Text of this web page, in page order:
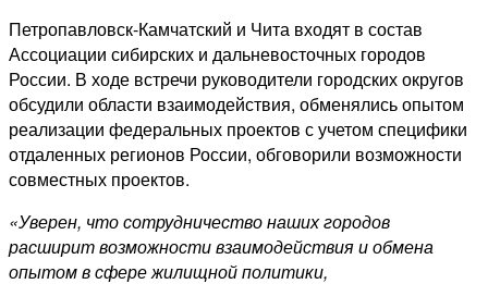
Петропавловск-Камчатский и Чита входят в состав
Ассоциации сибирских и дальневосточных городов
России. В ходе встречи руководители городских округов
обсудили области взаимодействия, обменялись опытом
реализации федеральных проектов с учетом специфики
отдаленных регионов России, обговорили возможности
совместных проектов.
«Уверен, что сотрудничество наших городов
расширит возможности взаимодействия и обмена
опытом в сфере жилищной политики,